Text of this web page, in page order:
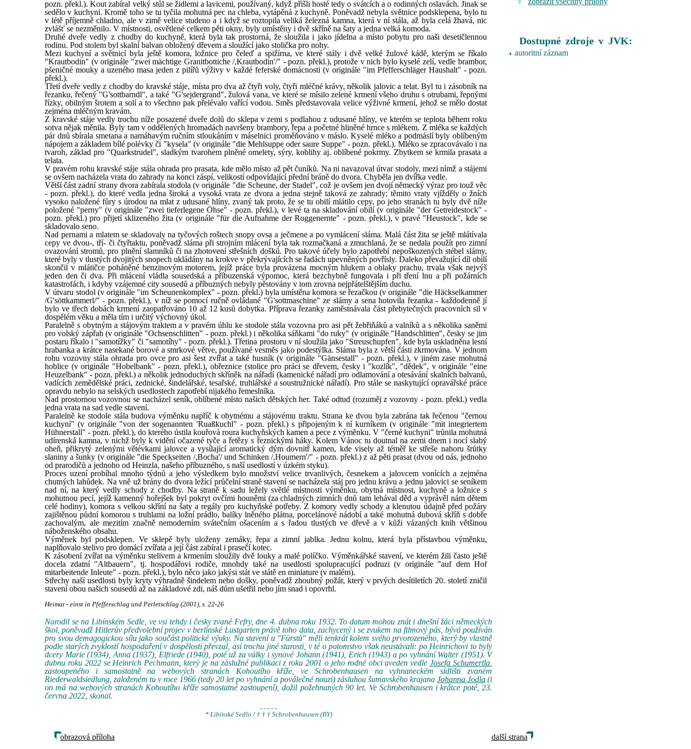
pozn. překl.). Kout zabíral velký stůl se židlemi a lavicemi, používaný, když přišli hosté tedy o svátcích a o rodinných oslavách. Jinak se
sedělo v kuchyni. Kromě toho se tu tyčila mohutná pec na chleba, vytápěná z kuchyně. Poněvadž nebyla světnice podsklepena, bylo tu
v létě příjemně chladno, ale v zimě velice studeno a i když se roztopila veliká železná kamna, která v ní stála, až byla celá žhavá, nic
zvlášť se nezměnilo. V místnosti, osvětlené celkem pěti okny, byly umístěny i dvě skříně na šaty a jedna velká komoda.
Druhé dveře vedly z chodby do kuchyně, která byla tak prostorná, že sloužila i jako jídelna a místo pobytu pro naši desetičlennou
rodinu. Pod stolem byl skalní balvan obložený dřevem a sloužící jako stolička pro nohy.
Mezi kuchyní a světnicí byla ještě komora, ložnice pro čeleď a spižírna, ve které stály i dvě velké žulové kádě, kterým se říkalo
"Krautbodin" (v originále "zwei mächtige Granitbottiche /,Krautbodin'/" - pozn. překl.), protože v nich bylo kyselé zelí, vedle brambor,
pšeničné mouky a uzeného masa jeden z pilířů výživy v každé feferské domácnosti (v originále "im Pfefferschläger Haushalt" - pozn.
překl.).
Třetí dveře vedly z chodby do kravské stáje, místa pro dva až čtyři voly, čtyři mléčné krávy, několik jalovic a telat. Byl tu i zásobník na
řezanku, řečený "G'sottbarndl", a také "G'sejdergrand", žulová vana, ve které se mísilo zelené krmení všeho druhu s otrubami, řepnými
řízky, obilným šrotem a solí a to všechno pak přelévalo vařící vodou. Směs představovala velice výživné krmení, jehož se mělo dostat
zejména mléčným kravám.
Z kravské stáje vedly trochu níže posazené dveře dolů do sklepa v zemi s podlahou z udusané hlíny, ve kterém se teplota během roku
sotva nějak měnila. Byly tam v oddělených hromadách navršeny brambory, řepa a početné hliněné hrnce s mlékem. Z mléka se každých
pár dnů sbírala smetana a namáhavým ručním stloukáním v máselnici proměňováno v máslo. Kyselé mléko a podmáslí byly oblíbeným
nápojem a základem bílé polévky či "kysela" (v originále "die Mehlsuppe oder saure Suppe" - pozn. překl.). Mléko se zpracovávalo i na
tvaroh, základ pro "Quarkstrudel", sladkým tvarohem plněné omelety, sýry, koblihy aj. oblíbené pokrmy. Zbytkem se krmila prasata a
telata.
V pravém rohu kravské stáje stála ohrada pro prasata, kde mělo místo až pět čuníků. Na ni navazoval útvar stodoly, mezi nímž a stájemi
se ovšem nacházela vrata do zahrady na konci záspí, velikostí odpovídající přední bráně do dvora. Chyběla jen dvířka vedle.
Větší část zadní strany dvora zabírala stodola (v originále "die Scheune, der Stadel", což je ovšem jen dvojí německý výraz pro touž věc
- pozn. překl.), do které vedla jedna široká a vysoká vrata ze dvora a jedna stejně taková ze zahrady; těmito vraty vjížděly o žních
vysoko naložené fůry s úrodou na mlat z udusané hlíny, zvaný tak proto, že se tu obilí mlátilo cepy, po jeho stranách tu byly dvě níže
položené "perny" (v originále "zwei tieferlegene Öhse" - pozn. překl.), v levé ta na skladování obilí (v originále "der Getreidestock" -
pozn. překl.) pro přijetí sklizeného žita (v originále "für die Aufnahme der Roggenernte" - pozn. překl.), v pravé "Heustock", kde se
skladovalo seno.
Nad pernami a mlatem se skladovaly na tyčových roštech snopy ovsa a ječmene a po vymlácení sláma. Malá část žita se ještě mlátívala
cepy ve dvou-, tří- či čtyřtaktu, poněvadž sláma při strojním mlácení byla tak rozmačkaná a zmuchlaná, že se nedala použít pro zimní
ovazování stromů, pro plnění slamníků či na zhotovení střešních došků. Pro takové účely bylo zapotřebí nepoškozených stébel slámy,
které byly v tlustých dvojitých snopech ukládány na krokve v překrývajících se řadách upevněných povřísly. Daleko převažující díl obilí
skončil v mlátičce poháněné benzinovým motorem, jejíž práce byla provázena mocným hlukem a oblaky prachu, trvala však nejvýš
jeden den či dva. Při mlácení vládla sousedská a příbuzenská výpomoc, která bezchybně fungovala i při tření lnu a při požárních
katastrofách, i kdyby vzájemné city sousedů a příbuzných nebyly pěstovány v tom zrovna nejpřátelštějším duchu.
V útvaru stodol (v originále "im Scheunenkomplex" - pozn. překl.) byla umístěna komora se řezačkou (v originále "die Häckselkammer
/G'söttkammerl/" - pozn. překl.), v níž se pomocí ručně ovládané "G'sottmaschine" ze slámy a sena hotovila řezanka - každodenně jí
bylo ve třech dobách krmení zaopatřováno 10 až 12 kusů dobytka. Příprava řezanky zaměstnávala část přebytečných pracovních sil v
dospělém věku a měla tím i určitý výchovný úkol.
Paralelně s obytným a stájovým traktem a v pravém úhlu ke stodole stála vozovna pro asi pět žebřiňáků a valníků a s několika saněmi
pro volský zápřah (v originále "Ochsenschlitten" - pozn. překl.) i několika sáňkami "do ruky" (v originále "Handschlitten", česky se jim
postaru říkalo i "samotížky" či "samotíhy" - pozn. překl.). Třetina prostoru v ní sloužila jako "Streuschupfen", kde byla uskladněna lesní
hrabanka a krátce nasekané borové a smrkové větve, používané vesměs jako podestýlka. Sláma byla z větší části zkrmována. V jednom
rohu vozovny stála ohrada pro ovce pro asi šest zvířat a také husník (v originále "Gänsestall" - pozn. překl.), v jiném zase mohutná
hoblice (v originále "Hobelbank" - pozn. překl.), obřeznice (stolice pro práci se dřevem, česky i "kozlík", "dědek", v originále "eine
Heuzelbank" - pozn. překl.) a několik jednoduchých skříněk na nářadí (kamenické nářadí pro odlamování a otesávání skalních balvanů,
vadících zemědělské práci, zednické, šindelářské, tesařské, truhlářské a soustružnické nářadí). Pro stále se naskytující opravářské práce
opravdu nebylo na selských usedlostech zapotřebí nijakého řemeslníka.
Nad prostornou vozovnou se nacházel seník, oblíbené místo našich dětských her. Také odtud (rozuměj z vozovny - pozn. překl.) vedla
jedna vrata na sad vedle stavení.
Paralelně ke stodole stála budova výměnku napříč k obytnému a stájovému traktu. Strana ke dvou byla zabrána tak řečenou "černou
kuchyní" (v originále "von der sogenannten 'Ruaßkuchl" - pozn. překl.) s připojeným k ní kurníkem (v originále "mit integriertem
Hühnerstall" - pozn. překl.), do kterého ústila kouřová roura kuchyňských kamen a pece z výměnku. V "černé kuchyni" trůnila mohutná
udírenská kamna, v nichž byly k vidění očazené tyče a řetězy s řeznickými háky. Kolem Vánoc tu doutnal na zemi dnem i nocí slabý
oheň, přikrytý zelenými větévkami jalovce a vysílající aromatický dým dovnitř kamen, kde visely až téměř ke střeše nahoru šrůtky
slaniny a šunky (v originále "die Speckseiten /,Bocha'/ und Schinken /,Houmern'/" - pozn. překl.) z až pěti prasat (dvou od nás, jednoho
od prarodičů a jednoho od Heinzla, našeho příbuzného, s naší usedlostí v úzkém styku).
Proces uzení probíhal mnoho týdnů a jeho výsledkem bylo množství velice trvanlivých, česnekem a jalovcem vonících a zejména
chutných lahůdek. Na vně už brány do dvora ležící průčelní straně stavení se nacházela stáj pro jednu krávu a jednu jalovici se seníkem
nad ní, na který vedly schody z chodby. Na straně k sadu ležely světlé místnosti výměnku, obytná místnost, kuchyně a ložnice s
mohutnou pecí, jejíž kamenný hořejšek byl pokryt ovčími houněmi (za chladných zimních dnů tam lehával děd a vyprávěl nám dětem
celé hodiny), komora s velkou skříní na šaty a regály pro kuchyňské potřeby. Z komory vedly schody a klenutou údajně před požáry
zajištěnou půdní komorou s truhlami na ložní prádlo, balíky lněného plátna, porcelánové nádobí a také mohutná dubová skříň s dobře
zachovalým, ale mezitím značně nemoderním svátečním ošacením a s řadou tlustých ve dřevě a v kůži vázaných knih většinou
náboženského obsahu.
Výměnek byl podsklepen. Ve sklepě byly uloženy zemáky, řepa a zimní jablka. Jednu kolnu, která byla přístavbou výměnku,
naplňovalo stelivo pro domácí zvířata a její část zabíral i prasečí kotec.
K zásobení zvířat na výměnku stelivem a krmením sloužily dvě louky a malé políčko. Výměnkářské stavení, ve kterém žili často ještě
docela zdatní "Altbauern", tj. hospodářovi rodiče, mnohdy také na usedlosti spolupracující podruzi (v originále "auf dem Hof
mitarbeitende Inleute" - pozn. překl.), bylo něco jako jakýsi stát ve státě en miniature (v malém).
Střechy naší usedlosti byly kryty výhradně šindelem nebo došky, poněvadž zhoubný požár, který v prvých desítiletích 20. století zničil
stavení obou našich sousedů až na základové zdi, náš dům ušetřil nebo jím snad i opovrhl.
Heimat - einst in Pfefferschlag und Perletschlag (2001), s. 22-26
Narodil se na Libínském Sedle, ve vsi tehdy i česky zvané Fefry, dne 4. dubna roku 1932. To datum mohou znát i dnešní žáci německých
škol, poněvadž Hitlerův předvolební projev v berlínské Lustgarten právě toho data, zachycený i se zvukem na filmový pás, bývá používán
pro svou demagogickou sílu jako součást politické výuky. Na stavení u "Fürstů" měli tenkrát kolem svého prvorozeného, který by vlastně
podle starých zvyklostí hospodaření v dospělosti převzal, asi trochu jiné starosti, v té o potomstvo však neustávali: po Heinrichovi to byly
dcery Marie (1934), Anna (1937), Elfriede (1940), poté už za války i synové Johann (1941), Erich (1943) a po vyhnání Walter (1951). V
dubnu roku 2022 se Heinrich Pechmann, který je na záslužné publikaci z roku 2001 o jeho rodné obci uveden vedleJosefa Schumertla
zastoupeného i samostatně na webových stranách Kohoutího kříže, ve Schrobenhausen na vyhnaneckém sídlišti zvaném
Riederwaldsiedlung, založeném tu v roce 1966 (tedy 20 let po vyhnání a poválečné nouzi) zásluhou šumavského krajana Johanna Jodla (i
on má na webových stranách Kohoutího kříže samostatné zastoupení), dožil požehnaných 90 let. Ve Schrobenhausen i krátce poté, 23.
června 2022, skonal.
- - - - -
* Libínské Sedlo / † † † Schrobenhausen (BY)
Dostupné zdroje v JVK:
autoritní záznam
obrazová příloha další strana